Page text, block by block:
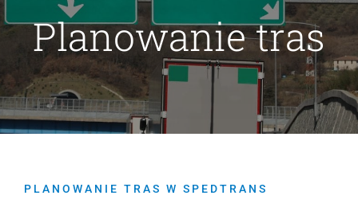
Rozwiązania
Oferta
Blog
Planowanie tras
PLANOWANIE TRAS W SPEDTRANS